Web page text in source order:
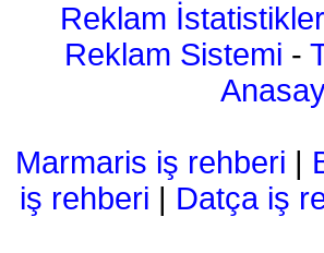
Reklam
Reklam Sistemi -
Marmaris iş rehberi |
iş rehberi | Datça iş